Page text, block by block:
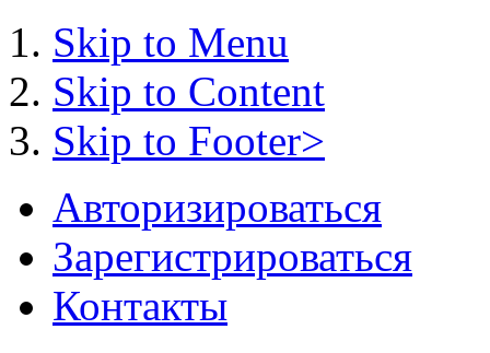
Skip to Menu
Skip to Content
Skip to Footer>
Авторизироваться
Зарегистрироваться
Контакты